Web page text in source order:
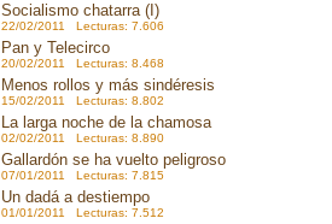
Socialismo chatarra (I)
22/02/2011 Lecturas: 7.606
Pan y Telecirco
20/02/2011 Lecturas: 8.468
Menos rollos y más sindéresis
15/02/2011 Lecturas: 8.802
La larga noche de la chamosa
02/02/2011 Lecturas: 8.890
Gallardón se ha vuelto peligroso
07/01/2011 Lecturas: 7.815
Un dadá a destiempo
01/01/2011 Lecturas: 7.512